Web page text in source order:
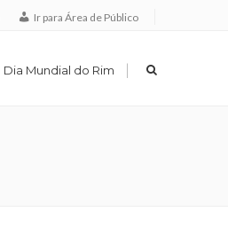
Ir para Área de Público
Dia Mundial do Rim |